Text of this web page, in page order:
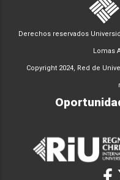
Derechos reservados
Lomas
Copyright 2024, Red de